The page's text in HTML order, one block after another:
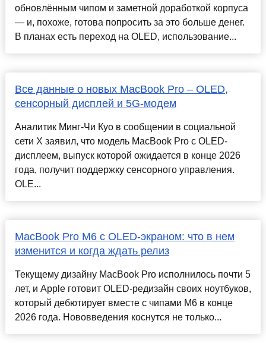
обновлённым чипом и заметной доработкой корпуса
— и, похоже, готова попросить за это больше денег.
В планах есть переход на OLED, использование...
Все данные о новых MacBook Pro – OLED,
сенсорный дисплей и 5G-модем
Аналитик Минг-Чи Куо в сообщении в социальной
сети X заявил, что модель MacBook Pro с OLED-
дисплеем, выпуск которой ожидается в конце 2026
года, получит поддержку сенсорного управления.
OLE...
MacBook Pro M6 с OLED-экраном: что в нем
изменится и когда ждать релиз
Текущему дизайну MacBook Pro исполнилось почти 5
лет, и Apple готовит OLED-редизайн своих ноутбуков,
который дебютирует вместе с чипами M6 в конце
2026 года. Нововведения коснутся не только...